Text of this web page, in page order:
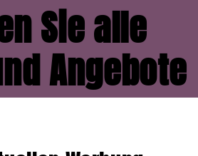
Sie alle
Angebote